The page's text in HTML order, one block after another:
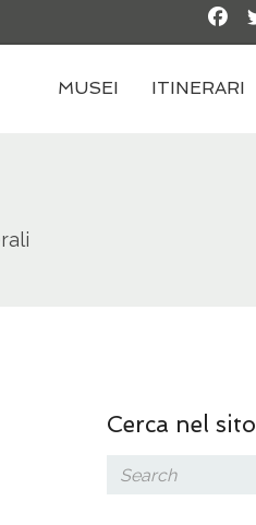
MUSEI ITINERARI
Cerca nel sito